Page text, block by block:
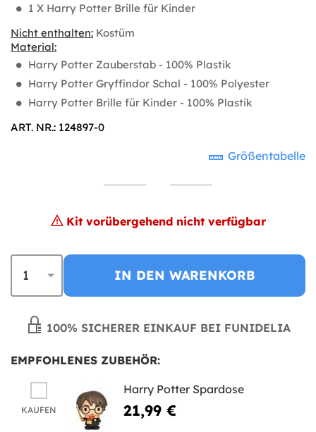
1 X Harry Potter Brille für Kinder
Nicht enthalten: Kostüm
Material:
Harry Potter Zauberstab - 100% Plastik
Harry Potter Gryffindor Schal - 100% Polyester
Harry Potter Brille für Kinder - 100% Plastik
ART. NR.: 124897-0
Größentabelle
Kit vorübergehend nicht verfügbar
IN DEN WARENKORB
100% SICHERER EINKAUF BEI FUNIDELIA
EMPFOHLENES ZUBEHÖR:
KAUFEN
Harry Potter Spardose
21,99 €